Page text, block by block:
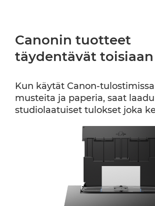
Canonin tuotteet
täydentävät toisiaan
Kun käytät Canon-
musteita ja paperia, saat
studiolaatuiset tulokset joka